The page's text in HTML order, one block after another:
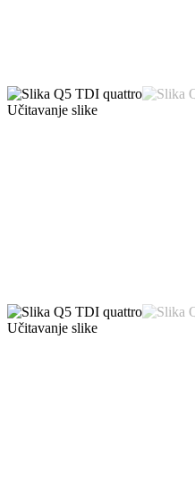
Učitavanje slike
Učitavanje slike